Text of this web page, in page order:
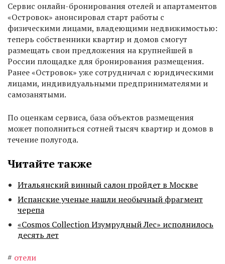
Сервис онлайн-бронирования отелей и апартаментов
«Островок» анонсировал старт работы с
физическими лицами, владеющими недвижимостью:
теперь собственники квартир и домов смогут
размещать свои предложения на крупнейшей в
России площадке для бронирования размещения.
Ранее «Островок» уже сотрудничал с юридическими
лицами, индивидуальными предпринимателями и
самозанятыми.
По оценкам сервиса, база объектов размещения
может пополниться сотней тысяч квартир и домов в
течение полугода.
Читайте также
Итальянский винный салон пройдет в Москве
Испанские ученые нашли необычный фрагмент
черепа
«Cosmos Collection Изумрудный Лес» исполнилось
десять лет
# отели